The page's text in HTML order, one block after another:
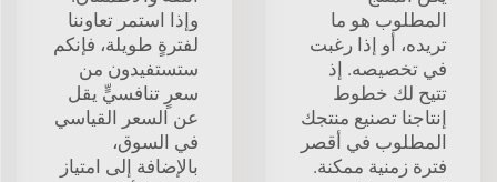
المطلوب هو ما
تريده، أو إذا رغبت
في تخصيصه. إذ
تتيح لك خطوط
إنتاجنا تصنيع منتجك
المطلوب في أقصر
فترة زمنية ممكنة.
وإذا استمر تعاوننا
لفترةٍ طويلة، فإنكم
ستستفيدون من
سعرٍ تنافسيٍّ يقل
عن السعر القياسي
في السوق،
بالإضافة إلى امتياز